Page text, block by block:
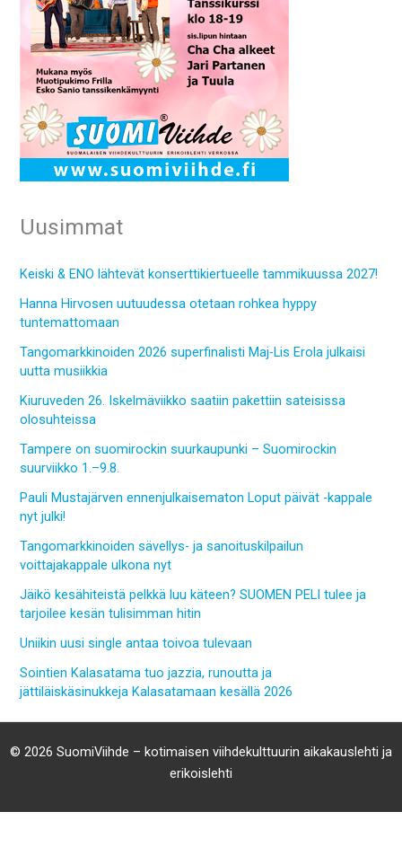
Uusimmat
Keiski & ENO lähtevät konserttikiertueelle tammikuussa 2027!
Hanna Hirvosen uutuudessa otetaan rohkea hyppy
tuntemattomaan
Tangomarkkinoiden 2026 superfinalisti Maj-Lis Erola julkaisi
uutta musiikkia
Kiuruveden 26. Iskelmäviikko saatiin pakettiin sateisissa
olosuhteissa
Tampere on suomirockin suurkaupunki – Suomirockin
suurviikko 1.–9.8.
Pauli Mustajärven ennenjulkaisematon Loput päivät -kappale
nyt julki!
Tangomarkkinoiden sävellys- ja sanoituskilpailun
voittajakappale ulkona nyt
Jäikö kesähiteistä pelkkä luu käteen? SUOMEN PELI tulee ja
tarjoilee kesän tulisimman hitin
Uniikin uusi single antaa toivoa tulevaan
Sointien Kalasatama tuo jazzia, runoutta ja
jättiläiskäsinukkeja Kalasatamaan kesällä 2026
© 2026 SuomiViihde – kotimaisen viihdekulttuurin aikakauslehti ja
erikoislehti